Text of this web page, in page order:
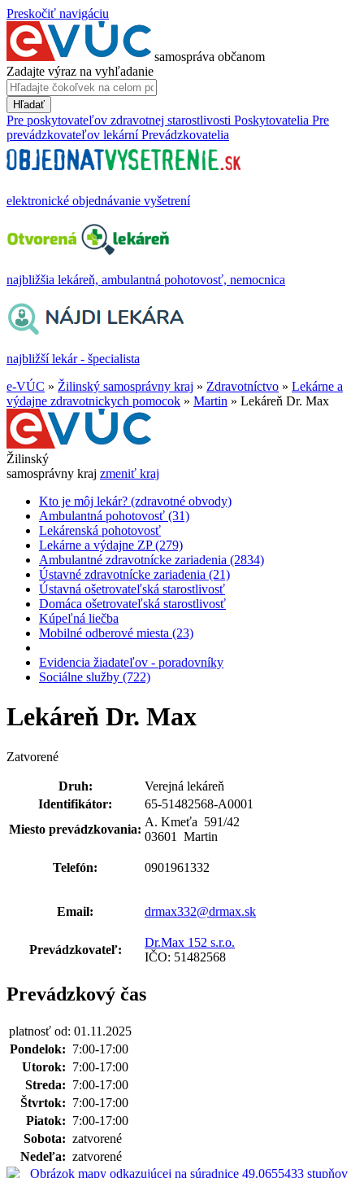
Preskočiť navigáciu
samospráva občanom
Zadajte výraz na vyhľadanie
Hľadať
Pre poskytovateľov zdravotnej starostlivosti Poskytovatelia Pre
prevádzkovateľov lekární Prevádzkovatelia
elektronické objednávanie vyšetrení
najbližšia lekáreň, ambulantná pohotovosť, nemocnica
najbližší lekár - špecialista
e-VÚC » Žilinský samosprávny kraj » Zdravotníctvo » Lekárne a
výdajne zdravotnickych pomocok » Martin » Lekáreň Dr. Max
Žilinský
samosprávny kraj zmeniť kraj
Kto je môj lekár? (zdravotné obvody)
Ambulantná pohotovosť (31)
Lekárenská pohotovosť
Lekárne a výdajne ZP (279)
Ambulantné zdravotnícke zariadenia (2834)
Ústavné zdravotnícke zariadenia (21)
Ústavná ošetrovateľská starostlivosť
Domáca ošetrovateľská starostlivosť
Kúpeľná liečba
Mobilné odberové miesta (23)
Evidencia žiadateľov - poradovníky
Sociálne služby (722)
Lekáreň Dr. Max
Zatvorené
Druh:
Verejná lekáreň
Identifikátor:
65-51482568-A0001
Miesto prevádzkovania:
A. Kmeťa 591/42
03601 Martin
Telefón: 0901961332
Email: drmax332@drmax.sk
Prevádzkovateľ:
Dr.Max 152 s.r.o.
IČO: 51482568
Prevádzkový čas
platnosť od: 01.11.2025
Pondelok: 7:00-17:00
Utorok: 7:00-17:00
Streda: 7:00-17:00
Štvrtok: 7:00-17:00
Piatok: 7:00-17:00
Sobota: zatvorené
Nedeľa: zatvorené